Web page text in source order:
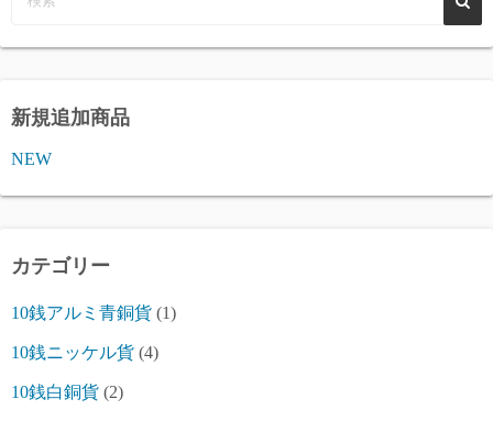
新規追加商品
NEW
カテゴリー
10銭アルミ青銅貨 (1)
10銭ニッケル貨 (4)
10銭白銅貨 (2)